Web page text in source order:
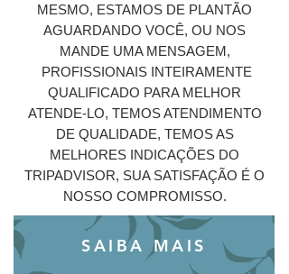
MESMO, ESTAMOS DE PLANTÃO
AGUARDANDO VOCÊ, OU NOS
MANDE UMA MENSAGEM,
PROFISSIONAIS INTEIRAMENTE
QUALIFICADO PARA MELHOR
ATENDE-LO, TEMOS ATENDIMENTO
DE QUALIDADE, TEMOS AS
MELHORES INDICAÇÕES DO
TRIPADVISOR, SUA SATISFAÇÃO É O
NOSSO COMPROMISSO.
SAIBA MAIS